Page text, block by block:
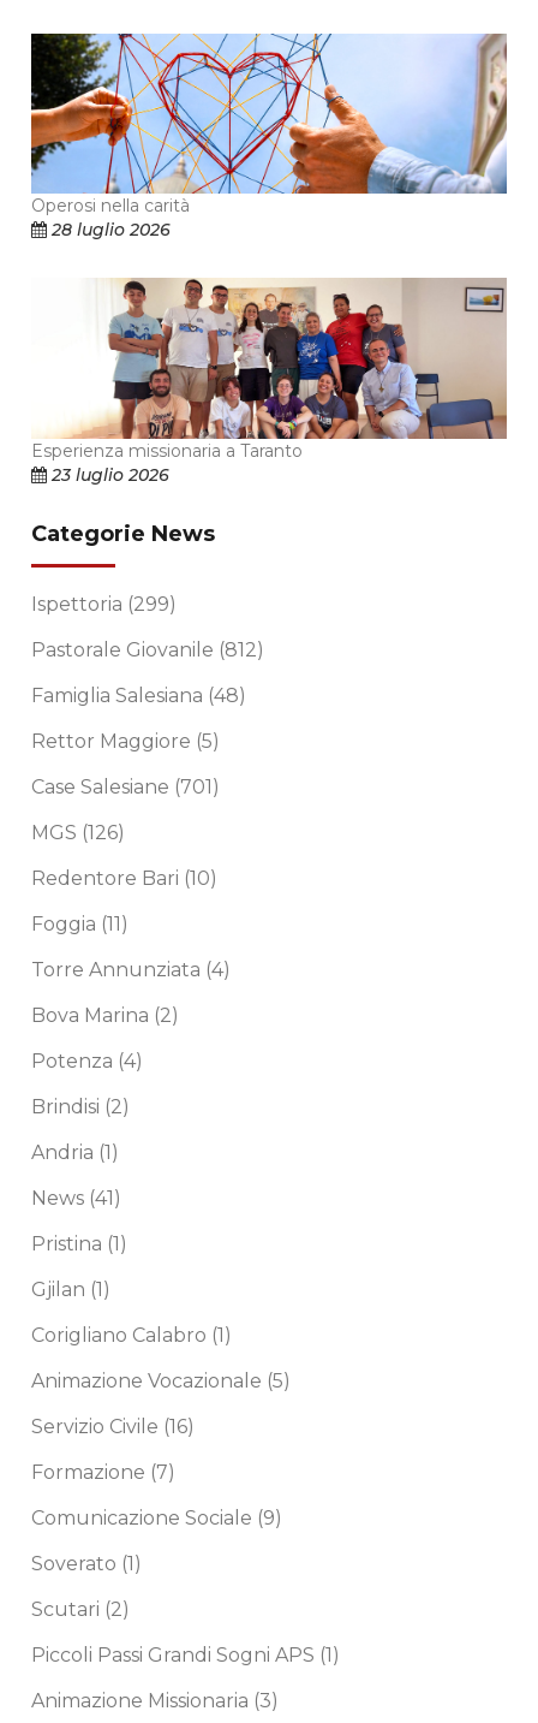
Operosi nella carità
28 luglio 2026
Esperienza missionaria a Taranto
23 luglio 2026
Categorie News
Ispettoria (299)
Pastorale Giovanile (812)
Famiglia Salesiana (48)
Rettor Maggiore (5)
Case Salesiane (701)
MGS (126)
Redentore Bari (10)
Foggia (11)
Torre Annunziata (4)
Bova Marina (2)
Potenza (4)
Brindisi (2)
Andria (1)
News (41)
Pristina (1)
Gjilan (1)
Corigliano Calabro (1)
Animazione Vocazionale (5)
Servizio Civile (16)
Formazione (7)
Comunicazione Sociale (9)
Soverato (1)
Scutari (2)
Piccoli Passi Grandi Sogni APS (1)
Animazione Missionaria (3)